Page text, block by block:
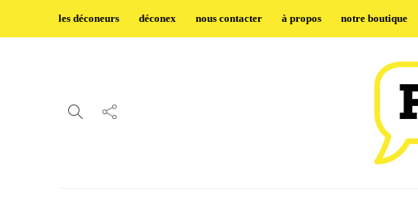
les déconeurs déconex nous contacter à propos notre boutique